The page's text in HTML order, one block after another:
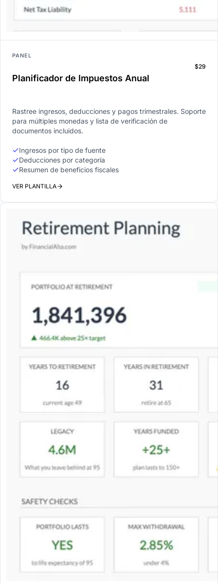
PANEL
Planificador de Impuestos Anual
$29
Rastree ingresos, deducciones y pagos trimestrales. Soporte
para múltiples monedas y lista de verificación de
documentos incluidos.
Ingresos por tipo de fuente
Deducciones por categoría
Resumen de beneficios fiscales
VER PLANTILLA